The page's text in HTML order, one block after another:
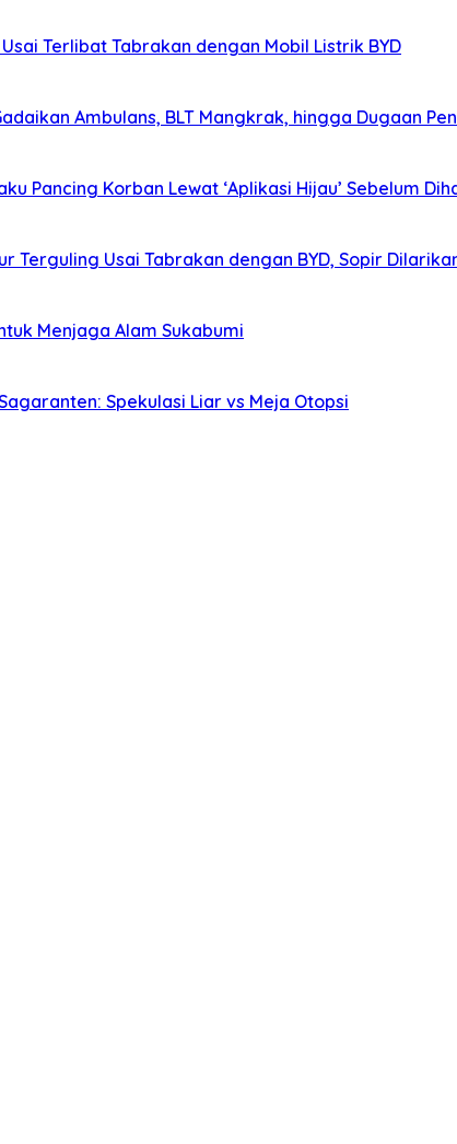
Terlibat Tabrakan dengan Mobil Listrik BYD
Ambulans, BLT Mangkrak, hingga Dugaan
Pancing Korban Lewat ‘Aplikasi Hijau’ Sebelum
Terguling Usai Tabrakan dengan BYD, Sopir
Menjaga Alam Sukabumi
Spekulasi Liar vs Meja Otopsi